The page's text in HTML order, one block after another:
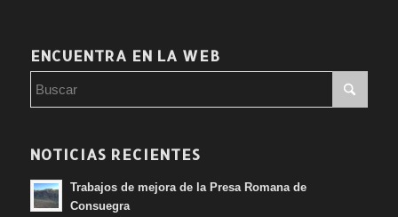
ENCUENTRA EN LA WEB
NOTICIAS RECIENTES
Trabajos de mejora de la Presa Romana de
Consuegra